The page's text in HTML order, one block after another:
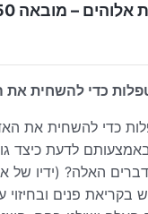
– מובאה 150
כדי להשחית את
כדי להשחית את
לדעת כיצד
האלה? (ידיו
פנים ובחיזוי